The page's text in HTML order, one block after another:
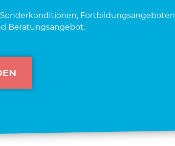
Fort­bil­dungs­an­ge­bo­ten
Bera­tungs­an­ge­bot.